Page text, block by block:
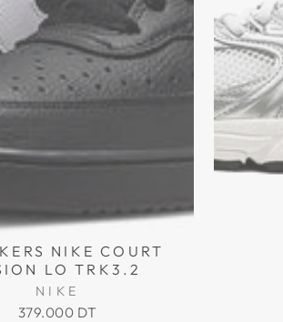
NIKE COURT
LO TRK3.2
NIKE
379.000 DT